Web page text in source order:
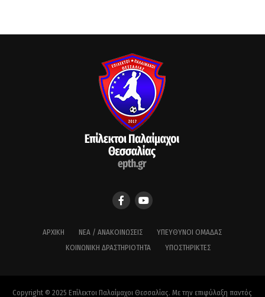
ΑΡΧΙΚΉ ΝΈΑ / ΑΝΑΚΟΙΝΏΣΕΙΣ
ΥΠΕΎΘΥΝΟΙ ΟΜΆΔΑΣ
ΚΟΙΝΩΝΙΚΉ ΔΡΑΣΤΗΡΙΌΤΗΤΑ
ΥΠΟΣΤΗΡΙΚΤΈΣ
Copyright © 2025 Επίλεκτοι Παλαίμαχοι Θεσσαλίας. Με την επιφύλαξη παντός